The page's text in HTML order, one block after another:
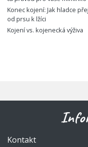
Konec kojení: Jak hladce
od prsu k lžíci
Kojení vs. kojenecká výživa
Kontakt